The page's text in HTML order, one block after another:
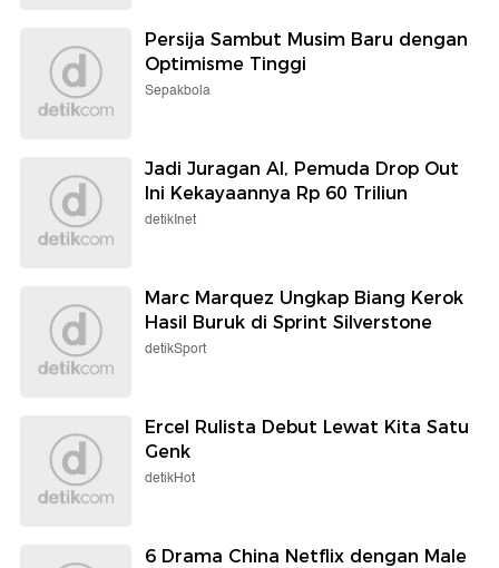
Persija Sambut Musim Baru dengan
Optimisme Tinggi
Sepakbola
Jadi Juragan AI, Pemuda Drop Out
Ini Kekayaannya Rp 60 Triliun
detikInet
Marc Marquez Ungkap Biang Kerok
Hasil Buruk di Sprint Silverstone
detikSport
Ercel Rulista Debut Lewat Kita Satu
Genk
detikHot
6 Drama China Netflix dengan Male